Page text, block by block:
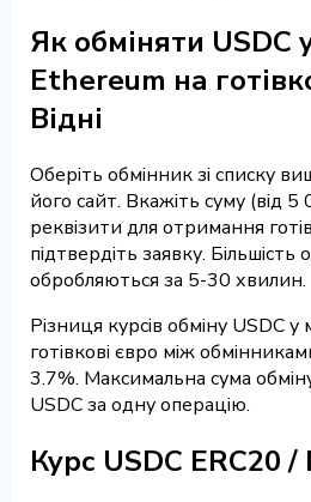
Як обміняти USDC
Ethereum на
Відні
Оберіть обмінник зі списку
його сайт. Вкажіть суму (від 5
реквізити для отримання
підтвердіть заявку. Більшість
обробляються за 5-30 хвилин.
Різниця курсів обміну USDC
готівкові євро між
3.7%. Максимальна сума
USDC за одну операцію.
Курс USDC ERC20 /